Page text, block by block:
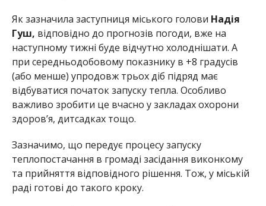
Як зазначила заступниця міського голови Надія
Гуш, відповідно до прогнозів погоди, вже на
наступному тижні буде відчутно холоднішати. А
при середньодобовому показнику в +8 градусів
(або менше) упродовж трьох діб підряд має
відбуватися початок запуску тепла. Особливо
важливо зробити це вчасно у закладах охорони
здоров’я, дитсадках тощо.
Зазначимо, що передує процесу запуску
теплопостачання в громаді засідання виконкому
та прийняття відповідного рішення. Тож, у міській
раді готові до такого кроку.